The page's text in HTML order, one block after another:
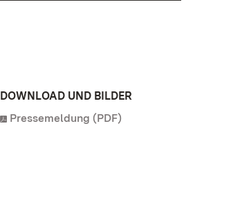
DOWNLOAD UND BILDER
Pressemeldung (PDF)